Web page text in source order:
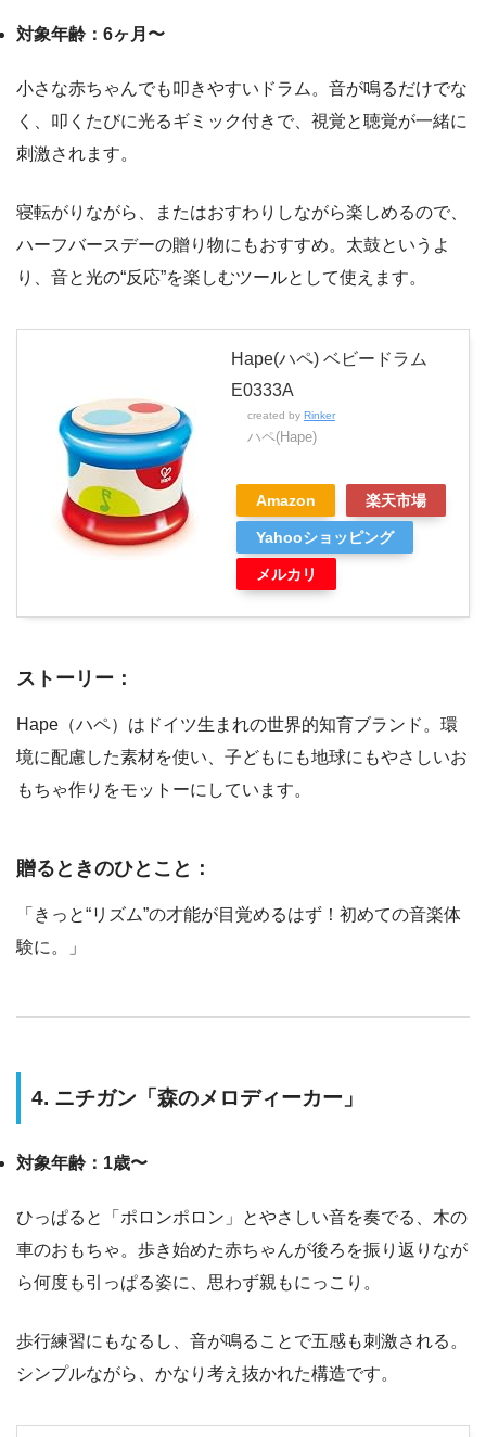
対象年齢：6ヶ月〜
小さな赤ちゃんでも叩きやすいドラム。音が鳴るだけでな
く、叩くたびに光るギミック付きで、視覚と聴覚が一緒に
刺激されます。
寝転がりながら、またはおすわりしながら楽しめるので、
ハーフバースデーの贈り物にもおすすめ。太鼓というよ
り、音と光の“反応”を楽しむツールとして使えます。
Hape(ハペ) ベビードラム
E0333A
created by Rinker
ハペ(Hape)
Amazon 楽天市場
Yahooショッピング
メルカリ
ストーリー：
Hape（ハペ）はドイツ生まれの世界的知育ブランド。環
境に配慮した素材を使い、子どもにも地球にもやさしいお
もちゃ作りをモットーにしています。
贈るときのひとこと：
「きっと“リズム”の才能が目覚めるはず！初めての音楽体
験に。」
4. ニチガン「森のメロディーカー」
対象年齢：1歳〜
ひっぱると「ポロンポロン」とやさしい音を奏でる、木の
車のおもちゃ。歩き始めた赤ちゃんが後ろを振り返りなが
ら何度も引っぱる姿に、思わず親もにっこり。
歩行練習にもなるし、音が鳴ることで五感も刺激される。
シンプルながら、かなり考え抜かれた構造です。